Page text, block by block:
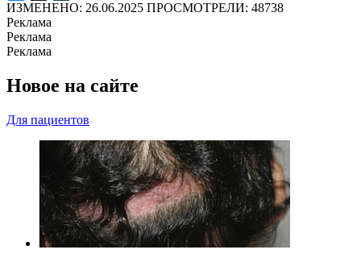
ИЗМЕНЕНО: 26.06.2025 ПРОСМОТРЕЛИ: 48738
Реклама
Реклама
Реклама
Новое на сайте
Для пациентов